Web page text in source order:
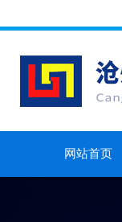
网站首页